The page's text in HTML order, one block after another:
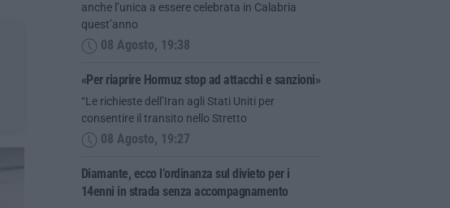
anche l’unica a essere celebrata in Calabria
quest’anno
08 Agosto, 19:38
«Per riaprire Hormuz stop ad attacchi e sanzioni»
“Le richieste dell’Iran agli Stati Uniti per
consentire il transito nello Stretto
08 Agosto, 19:27
Diamante, ecco l’ordinanza sul divieto per i
14enni in strada senza accompagnamento